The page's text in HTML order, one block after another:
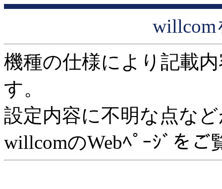
willcom
機種の仕様により記載
す。
設定内容に不明な点な
willcomのWebﾍﾟｰｼﾞをご